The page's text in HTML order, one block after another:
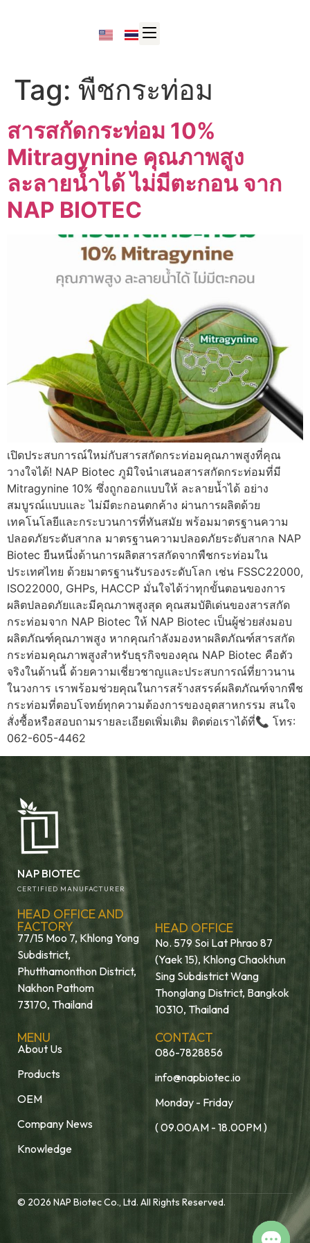
Tag: พืชกระท่อม
สารสกัดกระท่อม 10%
Mitragynine คุณภาพสูง
ละลายน้ำได้ ไม่มีตะกอน จาก
NAP BIOTEC
เปิดประสบการณ์ใหม่กับสารสกัดกระท่อมคุณภาพสูงที่คุณ
วางใจได้! NAP Biotec ภูมิใจนำเสนอสารสกัดกระท่อมที่มี
Mitragynine 10% ซึ่งถูกออกแบบให้ ละลายน้ำได้ อย่าง
สมบูรณ์แบบและ ไม่มีตะกอนตกค้าง ผ่านการผลิตด้วย
เทคโนโลยีและกระบวนการที่ทันสมัย พร้อมมาตรฐานความ
ปลอดภัยระดับสากล มาตรฐานความปลอดภัยระดับสากล NAP
Biotec ยืนหนึ่งด้านการผลิตสารสกัดจากพืชกระท่อมใน
ประเทศไทย ด้วยมาตรฐานรับรองระดับโลก เช่น FSSC22000,
ISO22000, GHPs, HACCP มั่นใจได้ว่าทุกขั้นตอนของการ
ผลิตปลอดภัยและมีคุณภาพสูงสุด คุณสมบัติเด่นของสารสกัด
กระท่อมจาก NAP Biotec ให้ NAP Biotec เป็นผู้ช่วยส่งมอบ
ผลิตภัณฑ์คุณภาพสูง หากคุณกำลังมองหาผลิตภัณฑ์สารสกัด
กระท่อมคุณภาพสูงสำหรับธุรกิจของคุณ NAP Biotec คือตัว
จริงในด้านนี้ ด้วยความเชี่ยวชาญและประสบการณ์ที่ยาวนาน
ในวงการ เราพร้อมช่วยคุณในการสร้างสรรค์ผลิตภัณฑ์จากพืช
กระท่อมที่ตอบโจทย์ทุกความต้องการของอุตสาหกรรม สนใจ
สั่งซื้อหรือสอบถามรายละเอียดเพิ่มเติม ติดต่อเราได้ที่📞 โทร:
062-605-4462
NAP BIOTEC
CERTIFIED MANUFACTURER
HEAD OFFICE AND
FACTORY
77/15 Moo 7, Khlong Yong
Subdistrict,
Phutthamonthon District,
Nakhon Pathom
73170, Thailand
HEAD OFFICE
No. 579 Soi Lat Phrao 87
(Yaek 15), Khlong Chaokhun
Sing Subdistrict Wang
Thonglang District, Bangkok
10310, Thailand
MENU
About Us
Products
OEM
Company News
Knowledge
CONTACT
086-7828856
info@napbiotec.io
Monday - Friday
( 09.00AM - 18.00PM )
© 2026 NAP Biotec Co., Ltd. All Rights Reserved.